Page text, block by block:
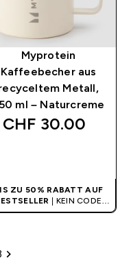
Myprotein
Kaffeebecher aus
Metall,
ml – Naturcreme
CHF 30.00‎
ZU 50% RABATT AUF
| KEIN CODE
BENÖTIGT